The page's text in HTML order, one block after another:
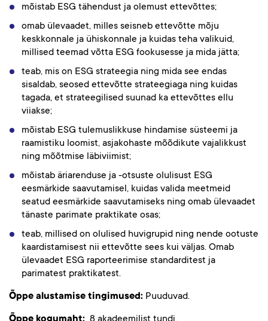
mõistab ESG tähendust ja olemust ettevõttes;
omab ülevaadet, milles seisneb ettevõtte mõju
keskkonnale ja ühiskonnale ja kuidas teha valikuid,
millised teemad võtta ESG fookusesse ja mida jätta;
teab, mis on ESG strateegia ning mida see endas
sisaldab, seosed ettevõtte strateegiaga ning kuidas
tagada, et strateegilised suunad ka ettevõttes ellu
viiakse;
mõistab ESG tulemuslikkuse hindamise süsteemi ja
raamistiku loomist, asjakohaste mõõdikute vajalikkust
ning mõõtmise läbiviimist;
mõistab äriarenduse ja -otsuste olulisust ESG
eesmärkide saavutamisel, kuidas valida meetmeid
seatud eesmärkide saavutamiseks ning omab ülevaadet
tänaste parimate praktikate osas;
teab, millised on olulised huvigrupid ning nende ootuste
kaardistamisest nii ettevõtte sees kui väljas. Omab
ülevaadet ESG raporteerimise standarditest ja
parimatest praktikatest.
Õppe alustamise tingimused: Puuduvad.
Õppe kogumaht: 8 akadeemilist tundi.